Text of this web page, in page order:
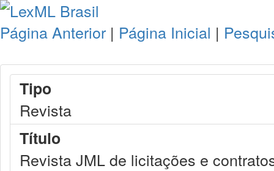
Página Anterior | Página Inicial |
Tipo
Revista
Título
Revista JML de licitações e